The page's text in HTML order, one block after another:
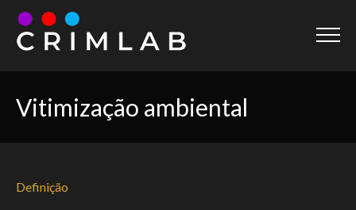
Home
Vitimização ambiental
Definição